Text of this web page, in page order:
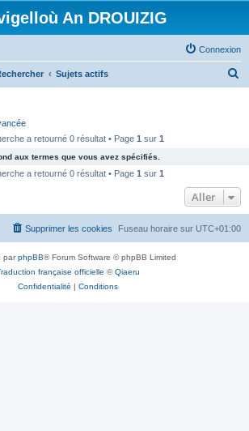
An DROUIZIG
Connexion
Sujets actifs
c
e
a retourné 0 résultat • Page 1 sur 1
aux termes que vous avez spécifiés.
a retourné 0 résultat • Page 1 sur 1
Aller
Fuseau horaire sur UTC+01:00
Supprimer les cookies
parphpBB® Forum Software © phpBB Limited
française officielle ©Qiaeru
Confidentialité | Conditions